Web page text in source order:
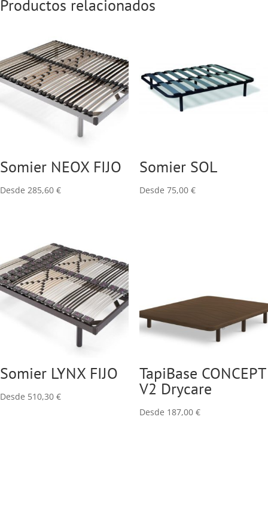
Productos relacionados
Somier NEOX FIJO
Desde 285,60 €
Somier SOL
Desde 75,00 €
Somier LYNX FIJO
Desde 510,30 €
TapiBase CONCEPT
V2 Drycare
Desde 187,00 €